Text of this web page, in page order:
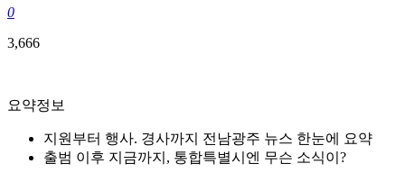
0
3,666
요약정보
지원부터 행사. 경사까지 전남광주 뉴스 한눈에 요약
출범 이후 지금까지, 통합특별시엔 무슨 소식이?